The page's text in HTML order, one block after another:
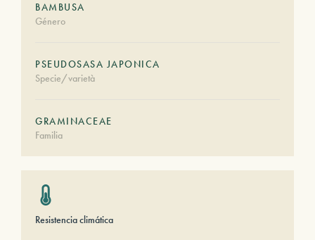
BAMBUSA
Género
PSEUDOSASA JAPONICA
Specie/varietà
GRAMINACEAE
Familia
Resistencia climática